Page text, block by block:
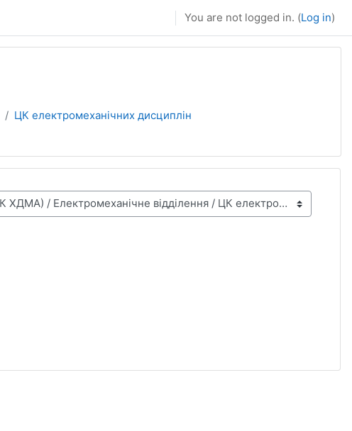
You are not logged in. (Log in)
ЦК електромеханічних дисциплін